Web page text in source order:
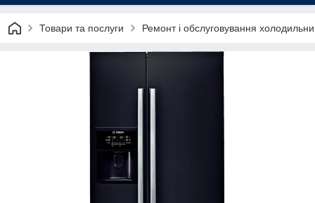
Товари та послуги Ремонт і обслуговування